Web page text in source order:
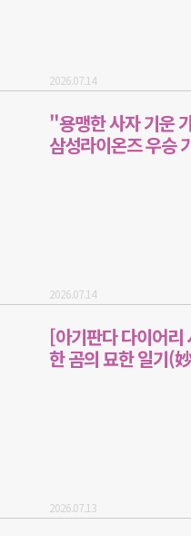
2026.07.14
"용맹한 사자 기운
삼성라이온즈 우승
2026.07.14
[아기판다 다이어
한 곰의 묘한 일기(
2026.07.13